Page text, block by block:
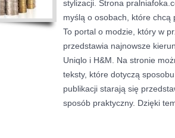
stylizacji. Strona
myślą o osobach, które
To portal o modzie, który w
przedstawia najnowsze
Uniqlo i H&M. Na stronie
teksty, które dotyczą
publikacji starają się
sposób praktyczny. Dzięki